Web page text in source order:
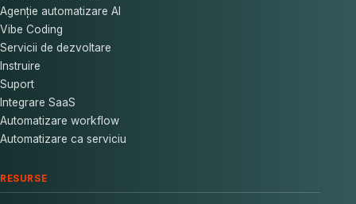
Agenție automatizare AI
Vibe Coding
Servicii de dezvoltare
Instruire
Suport
Integrare SaaS
Automatizare workflow
Automatizare ca serviciu
RESURSE